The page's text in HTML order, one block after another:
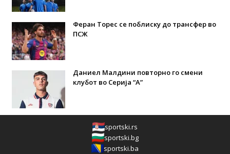
Феран Торес се поблиску до трансфер во
ПСЖ
Даниел Малдини повторно го смени
клубот во Серија “А”
sportski.rs
sportski.bg
sportski.ba